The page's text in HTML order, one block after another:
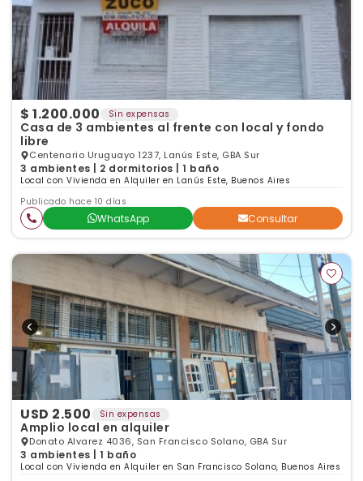
$ 1.200.000 Sin expensas
Casa de 3 ambientes al frente con local y fondo
libre
Centenario Uruguayo 1237, Lanús Este, GBA Sur
3 ambientes | 2 dormitorios | 1 baño
Local con Vivienda en Alquiler en Lanús Este, Buenos Aires
Publicado hace 10 días
WhatsApp Consultar
USD 2.500 Sin expensas
Amplio local en alquiler
Donato Alvarez 4036, San Francisco Solano, GBA Sur
3 ambientes | 1 baño
Local con Vivienda en Alquiler en San Francisco Solano, Buenos Aires